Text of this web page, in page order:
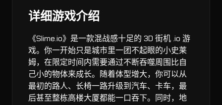
详细游戏介绍
《Slime.io》是一款混战感十足的 3D 街机 .io 游
戏。你一开始只是城市里一团不起眼的小史莱
姆，在限定时间内需要通过不断吞噬周围比自
己小的物体来成长。随着体型增大，你可以从
最初的路人、长椅一路升级到汽车、卡车，最
后甚至整栋高楼大厦都能一口吞下。同时，地